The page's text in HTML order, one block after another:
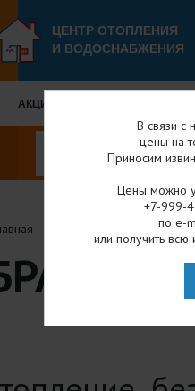
ЦЕНТР ОТОПЛЕНИЯ
И ВОДОСНАБЖЕНИЯ
АКЦИИ И СКИДКИ
В связи с
цены на
Приносим
Цены можно
+7-999-
по e-
или получить